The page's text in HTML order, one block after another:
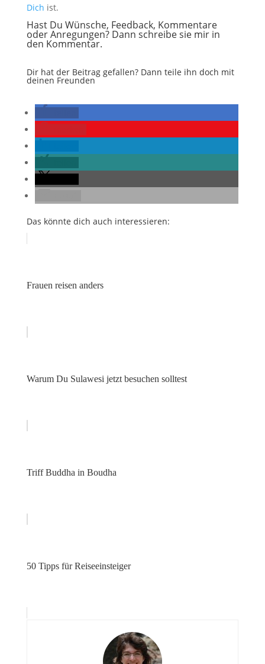
Dich ist.
Hast Du Wünsche, Feedback, Kommentare
oder Anregungen? Dann schreibe sie mir in
den Kommentar.
Dir hat der Beitrag gefallen? Dann teile ihn doch mit
deinen Freunden
Das könnte dich auch interessieren:
Frauen reisen anders
Warum Du Sulawesi jetzt besuchen solltest
Triff Buddha in Boudha
50 Tipps für Reiseeinsteiger